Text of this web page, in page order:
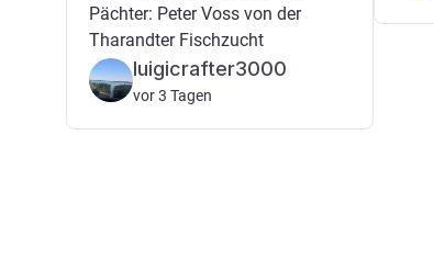
Pächter: Peter Voss von der
Tharandter Fischzucht
luigicrafter3000
vor 3 Tagen